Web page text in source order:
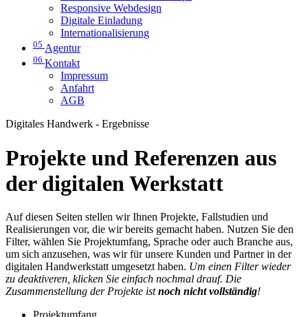
Responsive Webdesign
Digitale Einladung
Internationalisierung
05 Agentur
06 Kontakt
Impressum
Anfahrt
AGB
Digitales Handwerk - Ergebnisse
Projekte und Referenzen aus
der digitalen Werkstatt
Auf diesen Seiten stellen wir Ihnen Projekte, Fallstudien und
Realisierungen vor, die wir bereits gemacht haben. Nutzen Sie den
Filter, wählen Sie Projektumfang, Sprache oder auch Branche aus,
um sich anzusehen, was wir für unsere Kunden und Partner in der
digitalen Handwerkstatt umgesetzt haben. Um einen Filter wieder
zu deaktiveren, klicken Sie einfach nochmal drauf. Die
Zusammenstellung der Projekte istnoch nicht vollständig!